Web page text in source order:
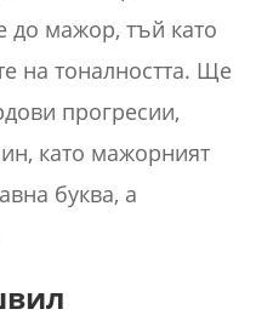
до мажор, тъй като
на тоналността. Ще
прогресии,
като мажорният
буква, а